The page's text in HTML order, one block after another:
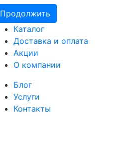
Продолжить
Каталог
Доставка и оплата
Акции
О компании
Блог
Услуги
Контакты